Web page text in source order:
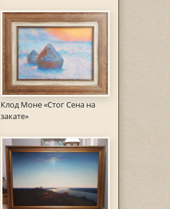
Клод Моне «Стог Сена на
закате»